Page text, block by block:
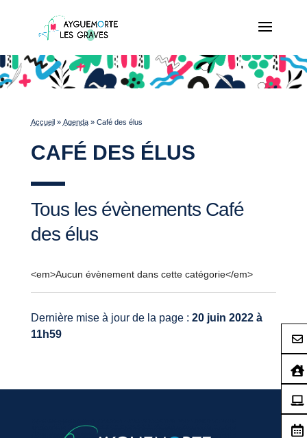
Accueil » Agenda» Café des élus
CAFÉ DES ÉLUS
Tous les évènements Café
des élus
<em>Aucun évènement dans cette catégorie</em>
Dernière mise à jour de la page : 20 juin 2022 à
11h59